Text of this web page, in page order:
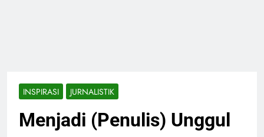
INSPIRASI JURNALISTIK
Menjadi (Penulis) Unggul